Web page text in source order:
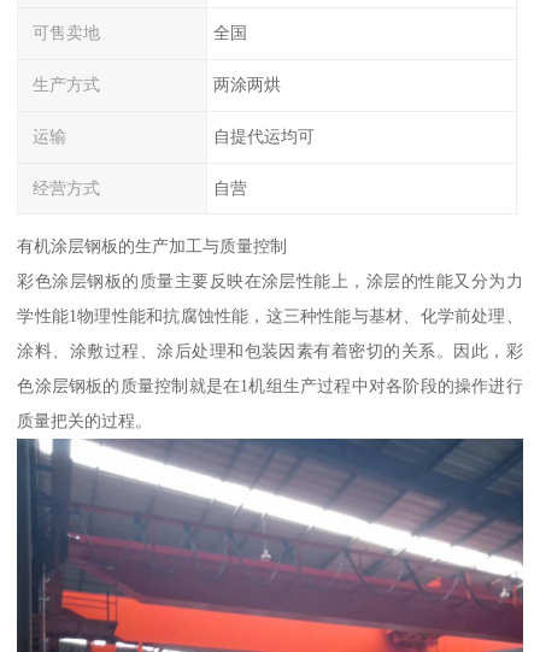
可售卖地 全国
生产方式 两涂两烘
运输 自提代运均可
经营方式 自营
有机涂层钢板的生产加工与质量控制
彩色涂层钢板的质量主要反映在涂层性能上，涂层的性能又分为力
学性能1物理性能和抗腐蚀性能，这三种性能与基材、化学前处理、
涂料、涂敷过程、涂后处理和包装因素有着密切的关系。因此，彩
色涂层钢板的质量控制就是在1机组生产过程中对各阶段的操作进行
质量把关的过程。